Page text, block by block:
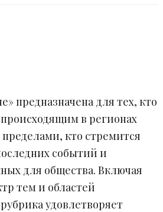
предназначена для тех, кто
в регионах
пределами, кто стремится
событий и
для общества. Включая
тем и областей
удовлетворяет